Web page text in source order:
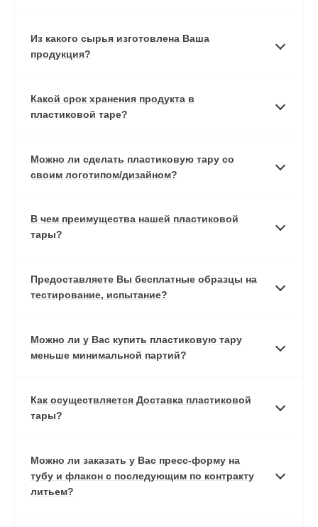
Из какого сырья изготовлена Ваша
продукция?
Какой срок хранения продукта в
пластиковой таре?
Можно ли сделать пластиковую тару со
своим логотипом/дизайном?
В чем преимущества нашей пластиковой
тары?
Предоставляете Вы бесплатные образцы на
тестирование, испытание?
Можно ли у Вас купить пластиковую тару
меньше минимальной партий?
Как осуществляется Доставка пластиковой
тары?
Можно ли заказать у Вас пресс-форму на
тубу и флакон с последующим по контракту
литьем?